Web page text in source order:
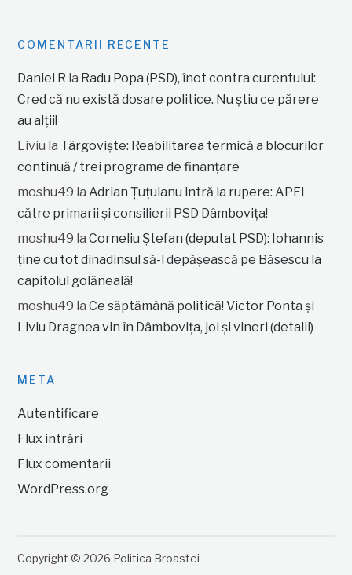
COMENTARII RECENTE
Daniel R la Radu Popa (PSD), înot contra curentului:
Cred că nu există dosare politice. Nu știu ce părere
au alții!
Liviu la Târgoviște: Reabilitarea termică a blocurilor
continuă / trei programe de finanțare
moshu49 la Adrian Țuțuianu intră la rupere: APEL
către primarii și consilierii PSD Dâmbovița!
moshu49 laCorneliu Ștefan (deputat PSD): Iohannis
ține cu tot dinadinsul să-l depășească pe Băsescu la
capitolul golăneală!
moshu49 laCe săptămână politică! Victor Ponta și
Liviu Dragnea vin în Dâmbovița, joi și vineri (detalii)
META
Autentificare
Flux intrări
Flux comentarii
WordPress.org
Copyright © 2026 Politica Broastei